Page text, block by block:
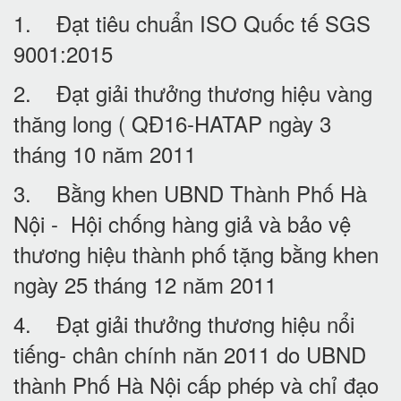
1. Đạt tiêu chuẩn ISO Quốc tế SGS
9001:2015
2. Đạt giải thưởng thương hiệu vàng
thăng long ( QĐ16-HATAP ngày 3
tháng 10 năm 2011
3. Bằng khen UBND Thành Phố Hà
Nội - Hội chống hàng giả và bảo vệ
thương hiệu thành phố tặng bằng khen
ngày 25 tháng 12 năm 2011
4. Đạt giải thưởng thương hiệu nổi
tiếng- chân chính năn 2011 do UBND
thành Phố Hà Nội cấp phép và chỉ đạo